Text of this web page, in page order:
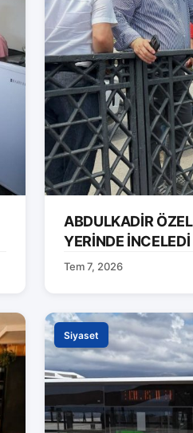
ABDULKADİR
YERİNDE İNCELEDİ
Tem 7, 2026
Siyaset